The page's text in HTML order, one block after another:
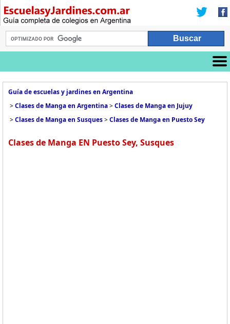
Guía de escuelas y jardines en Argentina
>Clases de Manga en Argentina>Clases de Manga en Jujuy
>Clases de Manga en Susques>Clases de Manga en Puesto Sey
Clases de Manga EN Puesto Sey, Susques